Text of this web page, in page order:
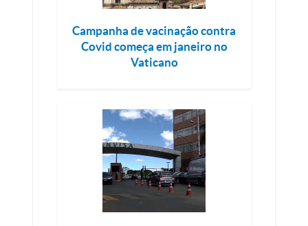
Campanha de vacinação contra
Covid começa em janeiro no
Vaticano